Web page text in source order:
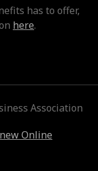
has to offer,
here.
Association
Online